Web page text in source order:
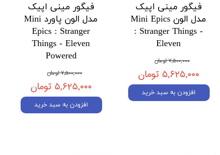
فیگور مینی اپیک
مدل الون Mini Epics
: Stranger Things -
Eleven
۷,۵۰۰,۰۰۰ تومان
۵,۶۲۵,۰۰۰ تومان
افزودن به سبد خرید
فیگور مینی اپیک
مدل الون پاورد Mini
Epics : Stranger
Things - Eleven
Powered
۷,۵۰۰,۰۰۰ تومان
۵,۶۲۵,۰۰۰ تومان
افزودن به سبد خرید